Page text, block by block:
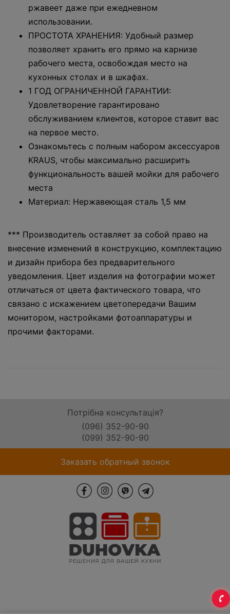
ржавеет даже при ежедневном
использовании.
ПРОСТОТА ХРАНЕНИЯ: Удобный размер
позволяет хранить его прямо на карнизе
рабочего места, освобождая место на
кухонных столах и в шкафах.
1 ГОД ОГРАНИЧЕННОЙ ГАРАНТИИ:
Удовлетворение гарантировано
обслуживанием клиентов, которое ставит вас
на первое место.
Ознакомьтесь с полным набором аксессуаров
KRAUS, чтобы максимально расширить
функциональность вашей мойки для рабочего
места
Материал: Нержавеющая сталь 1,5 мм
*** Производитель оставляет за собой право на
внесение изменений в конструкцию, комплектацию
и дизайн прибора без предварительного
уведомления. Цвет изделия на фотографии может
отличаться от цвета фактического товара, что
связано с искажением цветопередачи Вашим
монитором, настройками фотоаппаратуры и
прочими факторами.
Потрібна консультація?
(096) 352-90-90
(099) 352-90-90
Заказать обратный звонок